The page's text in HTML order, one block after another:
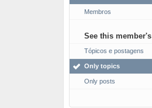
Membros
See this member's
Tópicos e postagens
Only topics
Only posts